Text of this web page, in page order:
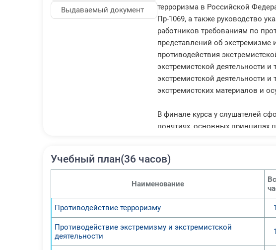
Выдаваемый документ
терроризма в Российской
Пр-1069, а также руководство
работников требованиям по
представлений об экстремизме
противодействия
экстремистской деятельности и
экстремистской деятельности
экстремистских материалов и
В финале курса у слушателей
понятиях, основных принципах
Учебный план(36 часов)
Наименование
Противодействие терроризму
Противодействие экстремизму и экстремистской
деятельности